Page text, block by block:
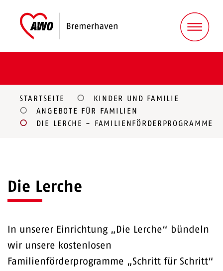
STARTSEITE
KINDER UND FAMILIE
ANGEBOTE FÜR FAMILIEN
DIE LERCHE - FAMILIENFÖRDERPROGRAMME
Die Lerche
In unserer Einrichtung „Die Lerche“ bündeln
wir unsere kostenlosen
Familienförderprogramme „Schritt für Schritt“